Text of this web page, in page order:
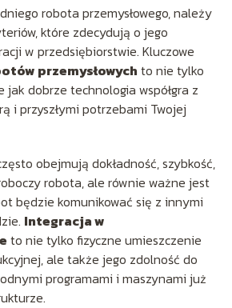
robota przemysłowego, należy
które zdecydują o jego
w przedsiębiorstwie. Kluczowe
przemysłowych to nie tylko
jak dobrze technologia współgra z
i przyszłymi potrzebami Twojej
obejmują dokładność, szybkość,
robota, ale równie ważne jest
będzie komunikować się z innymi
Integracja w
to nie tylko fizyczne umieszczenie
ale także jego zdolność do
programami i maszynami już